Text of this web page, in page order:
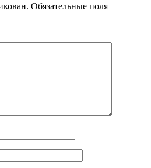
Обязательные поля